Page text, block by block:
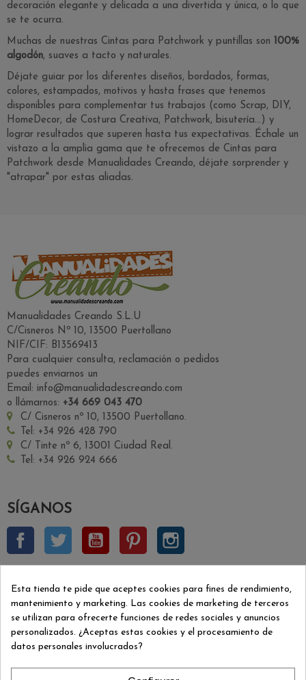
decoración elegante y delicada a una divertida y única, o lo que
se te ocurra.
Muchas de nuestras Cintas para Patchwork y puntillas son 100%
algodón, suaves a tacto y naturales.
Déjate guiar por los diferentes diseños, bordados, formas,
colores, estampados, motivos y hasta frases que tenemos
disponibles para complementar tus trabajos (como Scrap, DIY,
HomeDecor, de Costura Creativa, Patchwork, bisutería...) y
lograr resultados que superen hasta tus expectativas. Échale un
vistazo a la amplia gama que te ofrecemos de Cintas para
Patchwork desde Manualidades Creando, déjate sorprender y
"atrapar" por estas aliadas.
Manualidades Creando S.L.U
C/Cisneros Nº 10, 13500 Puertollano
NIF/CIF: B13569413
Para cualquier consulta, reclamación o pedidos
puedes enviarnos un
Email: info@manualidadescreando.com
o llámarnos: +34 669 043 470
C/ Cisneros nº 10, 13500 Puertollano.
Tel: +34 926 428 790
C/ Tinte nº 6, 13001 Ciudad Real.
Tel: +34 926 924 666
SÍGANOS
Facebook Twitter YouTube Pinterest
BOLETÍN INSCRIPCIÓN
Aceptar
nuestra información de contacto en el aviso legal.
Esta tienda te pide que aceptes cookies para fines de rendimiento,
mantenimiento y marketing. Las cookies de marketing de terceros
se utilizan para ofrecerte funciones de redes sociales y anuncios
personalizados. ¿Aceptas estas cookies y el procesamiento de
datos personales involucrados?